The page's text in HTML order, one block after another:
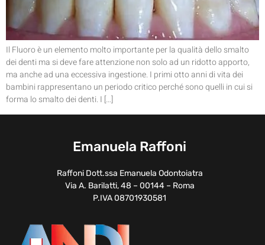
Il Fluoro è un elemento molto importante per la qualità dello smalto
dei denti ma si deve fare attenzione non solo ad un ridotto apporto,
ma anche ad una eccessiva ingestione. I primi otto anni di vita dei
bambini rappresentano un periodo critico perché sono quelli in cui si
forma lo smalto dei denti. I […]
Emanuela Raffoni
Raffoni Dott.ssa Emanuela Odontoiatra
Via A. Barilatti, 48 – 00144 – Roma
P.IVA 08701930581